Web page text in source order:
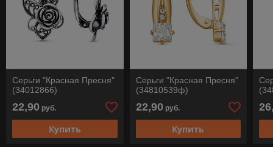
Серьги "Красная Пресня"
(34012866)
22,90 руб.
Купить
Серьги "Красная Пресня"
(34810539ф)
22,90 руб.
Купить